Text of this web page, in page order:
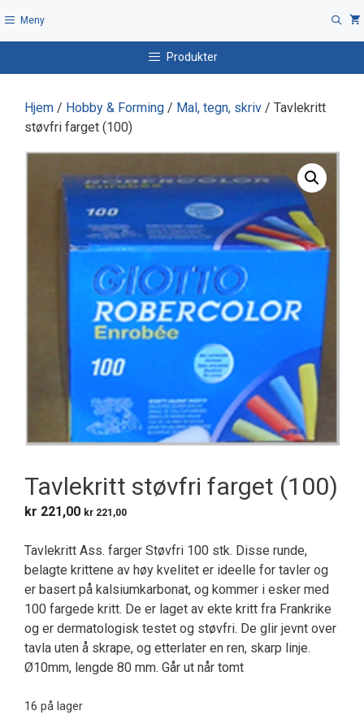
til
Meny
Produkter
Hjem / Hobby & Forming / Mal, tegn, skriv / Tavlekritt
støvfri farget (100)
Tavlekritt støvfri farget (100)
kr 221,00 kr 221,00
Tavlekritt Ass. farger Støvfri 100 stk. Disse runde,
belagte krittene av høy kvelitet er ideelle for tavler og
er basert på kalsiumkarbonat, og kommer i esker med
100 fargede kritt. De er laget av ekte kritt fra Frankrike
og er dermatologisk testet og støvfri. De glir jevnt over
tavla uten å skrape, og etterlater en ren, skarp linje.
Ø10mm, lengde 80 mm. Går ut når tomt
16 på lager